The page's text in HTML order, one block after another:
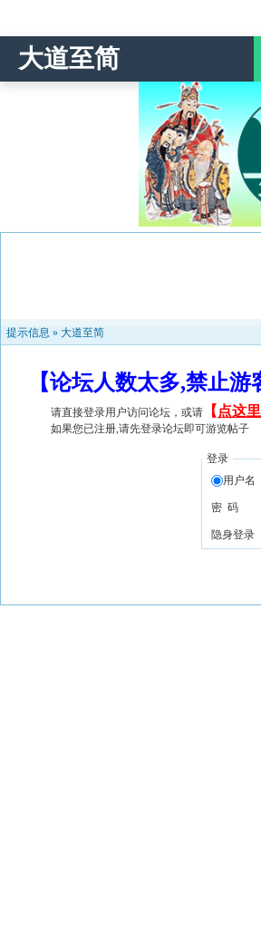
大道至简
提示信息 » 大道至简
【论坛人数太多,禁止
请直接登录用户访问论坛，或请 【 点这
如果您已注册,请先登录论坛即可游览帖子
登录
用户名
密 码
隐身登录